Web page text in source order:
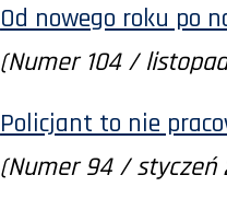
Od nowego roku po
(Numer 104 /
Policjant to nie
(Numer 94 / styczeń